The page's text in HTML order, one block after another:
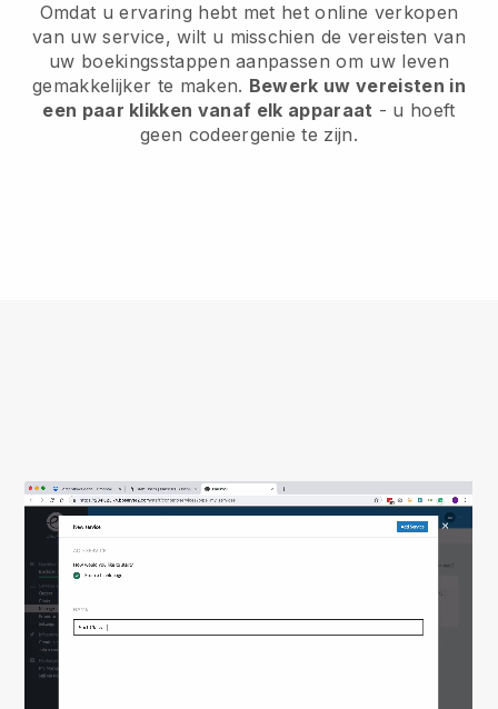
Omdat u ervaring hebt met het online verkopen
van uw service, wilt u misschien de vereisten van
uw boekingsstappen aanpassen om uw leven
gemakkelijker te maken. Bewerk uw vereisten in
een paar klikken vanaf elk apparaat - u hoeft
geen codeergenie te zijn.